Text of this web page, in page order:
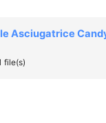
Asciugatrice
file(s)